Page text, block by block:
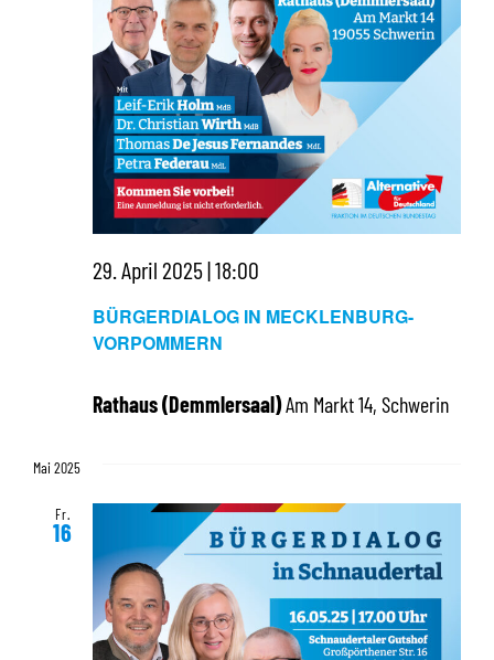
BÜRGERDIALOG IN MECKLENBURG-
VORPOMMERN
29. April 2025 | 18:00
Rathaus (Demmlersaal)Am Markt 14, Schwerin
Mai 2025
Fr.
16